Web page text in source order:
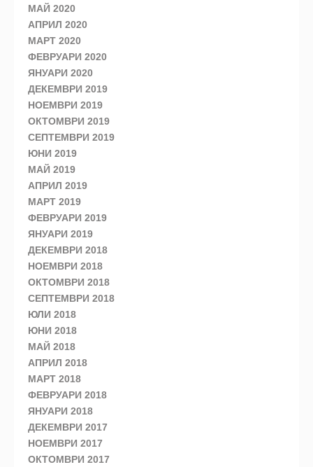
МАЙ 2020
АПРИЛ 2020
МАРТ 2020
ФЕВРУАРИ 2020
ЯНУАРИ 2020
ДЕКЕМВРИ 2019
НОЕМВРИ 2019
ОКТОМВРИ 2019
СЕПТЕМВРИ 2019
ЮНИ 2019
МАЙ 2019
АПРИЛ 2019
МАРТ 2019
ФЕВРУАРИ 2019
ЯНУАРИ 2019
ДЕКЕМВРИ 2018
НОЕМВРИ 2018
ОКТОМВРИ 2018
СЕПТЕМВРИ 2018
ЮЛИ 2018
ЮНИ 2018
МАЙ 2018
АПРИЛ 2018
МАРТ 2018
ФЕВРУАРИ 2018
ЯНУАРИ 2018
ДЕКЕМВРИ 2017
НОЕМВРИ 2017
ОКТОМВРИ 2017